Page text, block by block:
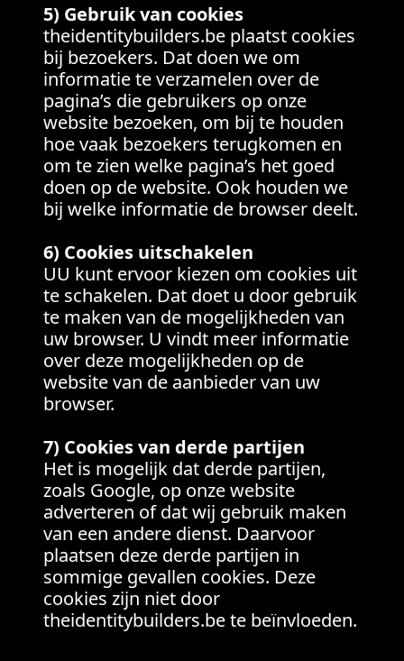
5) Gebruik van cookies
theidentitybuilders.be plaatst cookies
bij bezoekers. Dat doen we om
informatie te verzamelen over de
pagina’s die gebruikers op onze
website bezoeken, om bij te houden
hoe vaak bezoekers terugkomen en
om te zien welke pagina’s het goed
doen op de website. Ook houden we
bij welke informatie de browser deelt.
6) Cookies uitschakelen
UU kunt ervoor kiezen om cookies uit
te schakelen. Dat doet u door gebruik
te maken van de mogelijkheden van
uw browser. U vindt meer informatie
over deze mogelijkheden op de
website van de aanbieder van uw
browser.
7) Cookies van derde partijen
Het is mogelijk dat derde partijen,
zoals Google, op onze website
adverteren of dat wij gebruik maken
van een andere dienst. Daarvoor
plaatsen deze derde partijen in
sommige gevallen cookies. Deze
cookies zijn niet door
theidentitybuilders.be te beïnvloeden.